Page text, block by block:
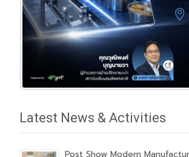
Latest News & Activities
Post Show Modern